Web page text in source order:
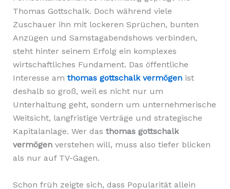
Thomas Gottschalk. Doch während viele
Zuschauer ihn mit lockeren Sprüchen, bunten
Anzügen und Samstagabendshows verbinden,
steht hinter seinem Erfolg ein komplexes
wirtschaftliches Fundament. Das öffentliche
Interesse am thomas gottschalk vermögenist
deshalb so groß, weil es nicht nur um
Unterhaltung geht, sondern um unternehmerische
Weitsicht, langfristige Verträge und strategische
Kapitalanlage. Wer das thomas gottschalk
vermögenverstehen will, muss also tiefer blicken
als nur auf TV-Gagen.
Schon früh zeigte sich, dass Popularität allein